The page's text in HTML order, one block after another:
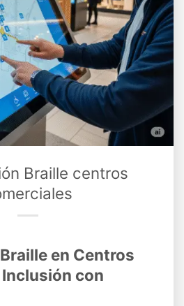
Braille centros
en Centros
con